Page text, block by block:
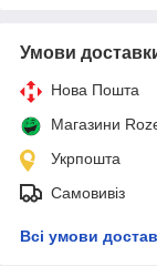
Умови
Нова Пошта
Магазини
Укрпошта
Самовивіз
Всі умови